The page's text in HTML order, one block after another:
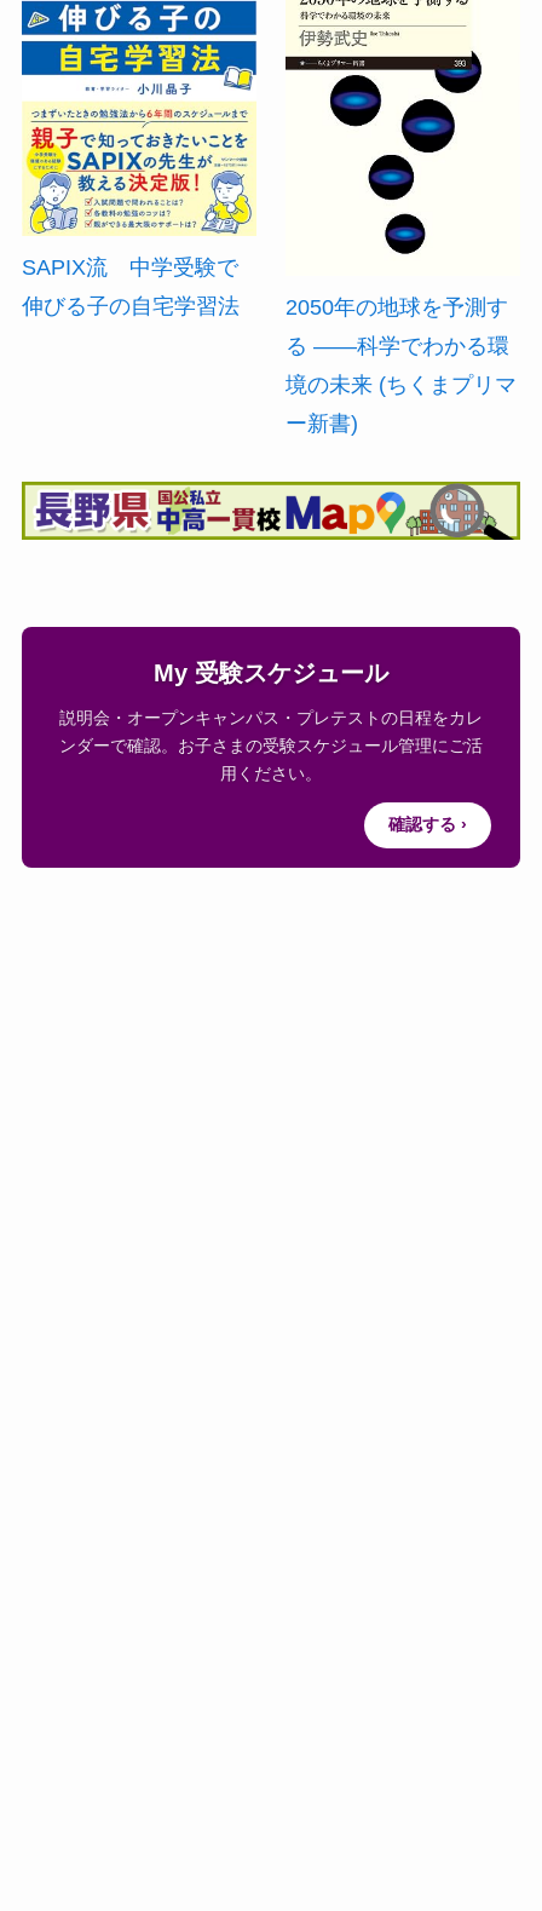
SAPIX流 中学受験で
伸びる子の自宅学習法
2050年の地球を予測す
る ――科学でわかる環
境の未来 (ちくまプリマ
ー新書)
My 受験スケジュール
説明会・オープンキャンパス・プレテストの日程をカレ
ンダーで確認。お子さまの受験スケジュール管理にご活
用ください。
確認する ›